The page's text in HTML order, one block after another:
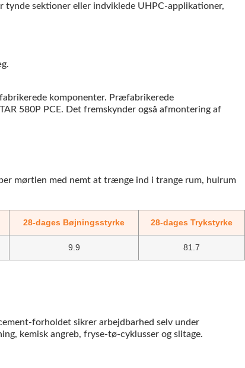
sektioner eller indviklede UHPC-applikationer,
komponenter. Præfabrikerede
580P PCE. Det fremskynder også afmontering af
mørtlen med nemt at trænge ind i trange rum, hulrum
28-dages Bøjningsstyrke 28-dages Trykstyrke
9.9 81.7
forholdet sikrer arbejdbarhed selv under
kemisk angreb, fryse-tø-cyklusser og slitage.